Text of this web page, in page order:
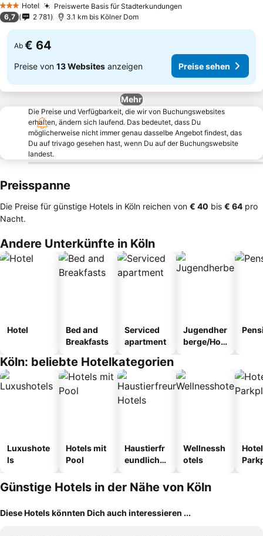
3 SterneHotel Preiswerte Basis für Stadterkundungen
6,7 2 781 3.1 km bis Kölner Dom
Ab € 64
Preise von 13 Websites anzeigen Preise sehen
Mehr
Die Preise und Verfügbarkeit, die wir von Buchungswebsites
erhalten, ändern sich laufend. Das bedeutet, dass Du
möglicherweise nicht immer genau dasselbe Angebot findest, das
Du auf trivago gesehen hast, wenn Du auf der Buchungswebsite
landest.
Preisspanne
Die Preise für günstige Hotels in Köln reichen von ‎€ 40 bis ‎€ 64 pro
Nacht.
Andere Unterkünfte in Köln
Hotel
Bed and
Breakfasts
Serviced
apartment
Jugendher
berge/Hos
Köln: beliebte Hotelkategorien
Luxushote
ls
Hotels mit
Pool
Haustierfr
eundliche
Wellnessh
otels
Günstige Hotels in der Nähe von Köln
Diese Hotels könnten Dich auch interessieren ...